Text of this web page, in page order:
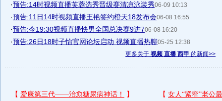
·预告:14时视频直播芙蓉选秀晋级赛清凉泳装秀06-09 10:13
·预告:11日14时视频直播王艳签约橙天18发布会06-08 16:55
·预告:今19:30视频直播快男全国总决赛9进706-08 16:20
·预告:26日18时子怡官网论坛启动 视频直播热聊05-25 12:38
更多关于 视频 直播 西甲 的新闻>>